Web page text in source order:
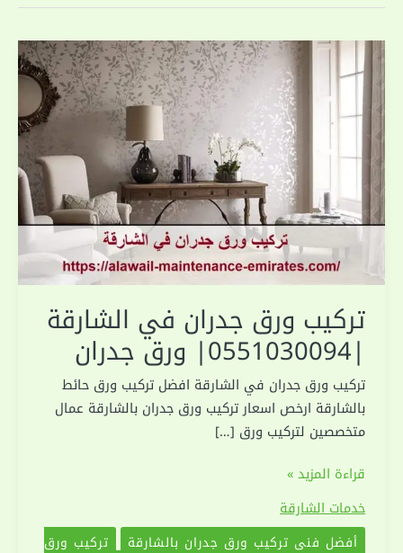
تركيب ورق جدران في الشارقة
|0551030094| ورق جدران
تركيب ورق جدران في الشارقة افضل تركيب ورق حائط
بالشارقة ارخص اسعار تركيب ورق جدران بالشارقة عمال
متخصصين لتركيب ورق […]
تركيب
جدران
في
قراءة المزيد »
خدمات الشارقة
أفضل فني تركيب ورق جدران بالشارقة
تركيب ورق